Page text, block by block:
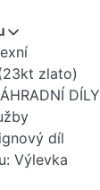
zlato)
DÍLY
díl
Výlevka